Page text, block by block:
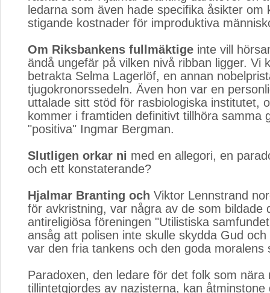
ledarna som även hade specifika åsikter om
stigande kostnader för improduktiva
Om Riksbankens fullmäktige inte vill
ändå ungefär på vilken nivå ribban ligger. Vi
betrakta Selma Lagerlöf, en annan
tjugokronorssedeln. Även hon var en
uttalade sitt stöd för rasbiologiska institutet,
kommer i framtiden definitivt tillhöra samma
"positiva" Ingmar Bergman.
Slutligen orkar ni med en allegori, en
och ett konstaterande?
Hjalmar Branting och Viktor Lennstrand
för avkristning, var några av de som bildade
antireligiösa föreningen "Utilistiska
ansåg att polisen inte skulle skydda Gud
var den fria tankens och den goda moralens
Paradoxen, den ledare för det folk som nära
tillintetgjordes av nazisterna, kan åtminstone